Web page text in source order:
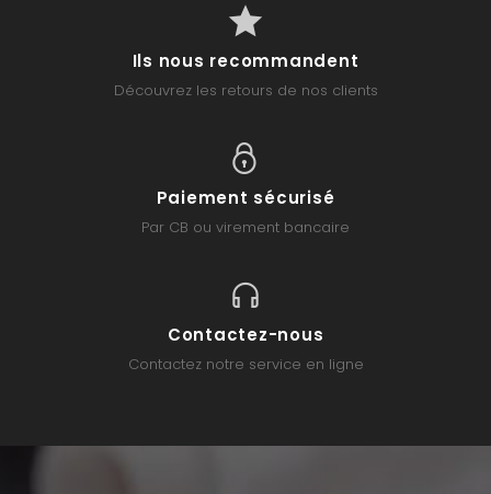
Ils nous recommandent
Découvrez les retours de nos clients
Paiement sécurisé
Par CB ou virement bancaire
Contactez-nous
Contactez notre service en ligne